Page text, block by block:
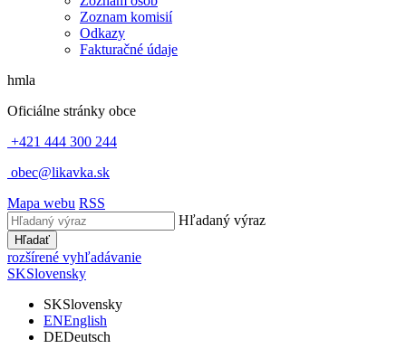
Zoznam komisií
Odkazy
Fakturačné údaje
hmla
Oficiálne stránky obce
+421 444 300 244
obec@likavka.sk
Mapa webu RSS
Hľadaný výraz
Hľadať
rozšírené vyhľadávanie
SKSlovensky
SKSlovensky
ENEnglish
DEDeutsch